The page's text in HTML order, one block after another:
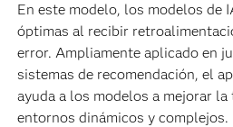
En este modelo, los modelos de
óptimas al recibir
error. Ampliamente aplicado en
sistemas de recomendación, el
ayuda a los modelos a mejorar la
entornos dinámicos y complejos.